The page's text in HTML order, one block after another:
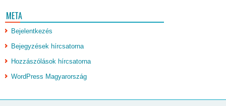
META
Bejelentkezés
Bejegyzések hírcsatorna
Hozzászólások hírcsatorna
WordPress Magyarország